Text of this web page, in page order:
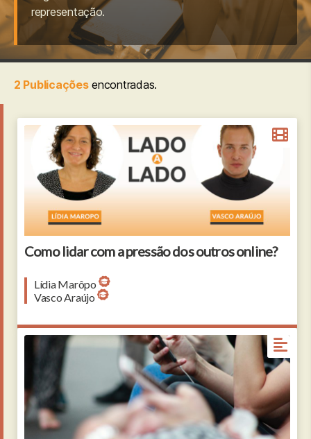
representação.
2 Publicaçõesencontradas.
Como lidar com a pressão dos outros online?
Lídia Marôpo
Vasco Araújo